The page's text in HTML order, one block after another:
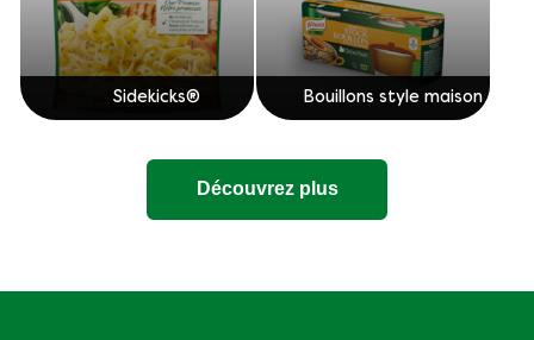
Sidekicks® Bouillons style maison
Découvrez plus